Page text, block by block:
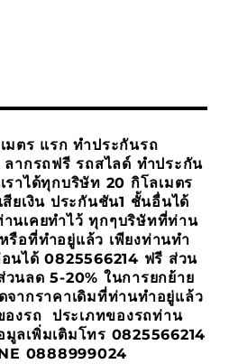
มตร แรก ทำประกันรถ
ลากรถฟรี รถสไลด์ ทำประกัน
าได้ทุกบริษัท 20 กิโลเมตร
สียเงิน ประกันชัน1 ชั้นอื่นได้
นเคยทำไว้ ทุกๆบริษัทที่ท่าน
รือที่ทำอยู่แล้ว เพียงท่านทำ
นได้ 0825566214 ฟรี ส่วน
นลด 5-20% ในการยกย้าย
จากราคาเดิมที่ท่านทำอยู่แล้ว
งรถ ประเภทของรถท่าน
ลเพิ่มเติมโทร 0825566214
0888999024